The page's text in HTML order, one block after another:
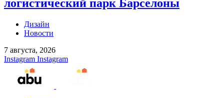
логистический парк Барселоны
Дизайн
Новости
7 августа, 2026
Instagram Instagram